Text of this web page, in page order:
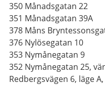
350 Månadsgatan 22
351 Månadsgatan 39A
378 Måns
376 Nylösegatan 10
353 Nymånegatan 9
352 Nymånegatan 25,
Redbergsvägen 6, läge